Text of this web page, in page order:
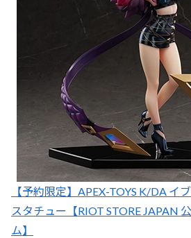
【予約限定】APEX-TOYS K/DA イ
スタチュー【RIOT STORE JAPAN
ム】